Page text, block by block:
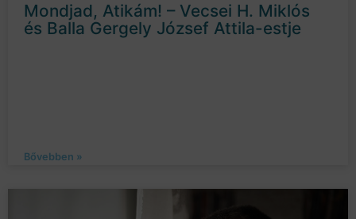
Mondjad, Atikám! – Vecsei H. Miklós
és Balla Gergely József Attila-estje
Bővebben »